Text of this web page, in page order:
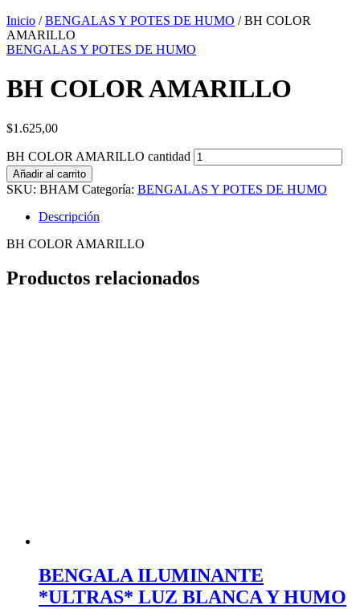
Inicio /BENGALAS Y POTES DE HUMO / BH COLOR
AMARILLO
BENGALAS Y POTES DE HUMO
BH COLOR AMARILLO
$1.625,00
BH COLOR AMARILLO cantidad
Añadir al carrito
SKU: BHAM Categoría: BENGALAS Y POTES DE HUMO
Descripción
BH COLOR AMARILLO
Productos relacionados
BENGALA ILUMINANTE
*ULTRAS* LUZ BLANCA Y HUMO